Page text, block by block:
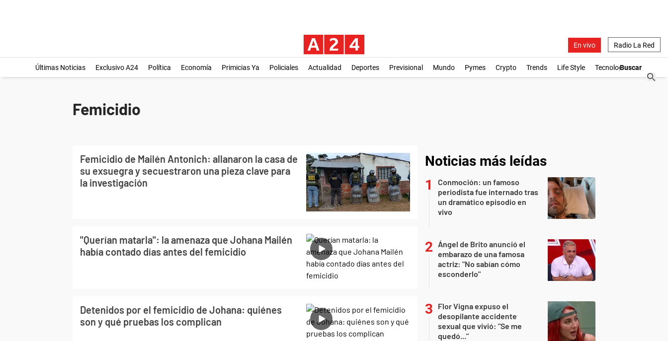
En vivo Radio La Red
Últimas Noticias Exclusivo A24 Política Economía Primicias Ya Policiales Actualidad Deportes Previsional Mundo Pymes Crypto Trends Life Style Tecnología
Femicidio
Femicidio de Mailén Antonich: allanaron la casa de
su exsuegra y secuestraron una pieza clave para
la investigación
"Querían matarla": la amenaza que Johana Mailén
había contado días antes del femicidio
Detenidos por el femicidio de Johana: quiénes
son y qué pruebas los complican
Noticias más leídas
Conmoción: un famoso
periodista fue internado tras
un dramático episodio en
vivo
Ángel de Brito anunció el
embarazo de una famosa
actriz: "No sabían cómo
esconderlo"
Flor Vigna expuso el
desopilante accidente
sexual que vivió: "Se me
quedó..."